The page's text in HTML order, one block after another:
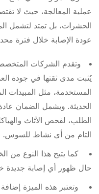
عملية المعالجة، حيث لا
الحشرات، بل تمتد لتشمل
عودة الإصابة خلال فترة
وتقدم الشركات
يُثبت مدى ثقتها في جودة
المستخدمة، مثل المبيدات
الحديثة. ويشمل الضمان
الطلب، لفحص الأثاث
التام من أي نشاط للسوس.
كما يتيح هذا النوع من
حال ظهور أي إصابة جديدة
وتعتبر هذه الميزة